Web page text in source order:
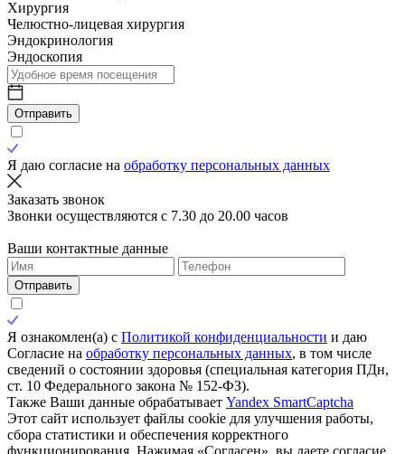
Хирургия
Челюстно-лицевая хирургия
Эндокринология
Эндоскопия
Отправить
Я даю согласие на обработку персональных данных
Заказать звонок
Звонки осуществляются с 7.30 до 20.00 часов
Ваши контактные данные
Отправить
Я ознакомлен(а) с Политикой конфиденциальности и даю
Согласие на обработку персональных данных, в том числе
сведений о состоянии здоровья (специальная категория ПДн,
ст. 10 Федерального закона № 152-ФЗ).
Также Ваши данные обрабатывает Yandex SmartCaptcha
Этот сайт использует файлы cookie для улучшения работы,
сбора статистики и обеспечения корректного
функционирования. Нажимая «Согласен», вы даете согласие